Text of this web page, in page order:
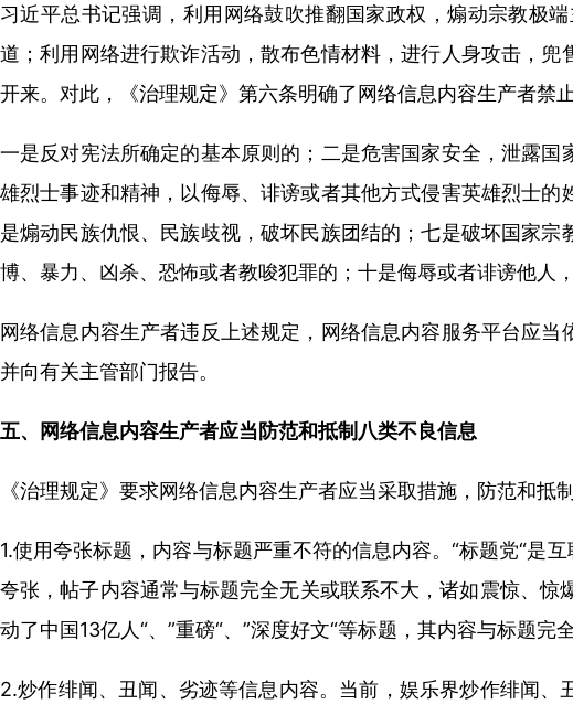
习近平总书记强调，利用网络鼓吹推翻国家政权，煽动宗教极
道；利用网络进行欺诈活动，散布色情材料，进行人身攻击，
开来。对此，《治理规定》第六条明确了网络信息内容生产者禁
一是反对宪法所确定的基本原则的；二是危害国家安全，泄露
雄烈士事迹和精神，以侮辱、诽谤或者其他方式侵害英雄烈士
是煽动民族仇恨、民族歧视，破坏民族团结的；七是破坏国家
博、暴力、凶杀、恐怖或者教唆犯罪的；十是侮辱或者诽谤他人
网络信息内容生产者违反上述规定，网络信息内容服务平台应
并向有关主管部门报告。
五、网络信息内容生产者应当防范和抵制八类不良信息
《治理规定》要求网络信息内容生产者应当采取措施，防范和抵
1.使用夸张标题，内容与标题严重不符的信息内容。“标题党“是
夸张，帖子内容通常与标题完全无关或联系不大，诸如震惊、
动了中国13亿人“、”重磅“、”深度好文“等标题，其内容与标题
2.炒作绯闻、丑闻、劣迹等信息内容。当前，娱乐界炒作绯闻